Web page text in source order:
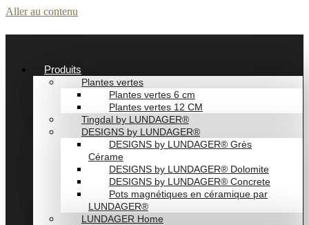
Aller au contenu
Produits
Plantes vertes
Plantes vertes 6 cm
Plantes vertes 12 CM
Tingdal by LUNDAGER®
DESIGNS by LUNDAGER®
DESIGNS by LUNDAGER® Grès
Cérame
DESIGNS by LUNDAGER® Dolomite
DESIGNS by LUNDAGER® Concrete
Pots magnétiques en céramique par
LUNDAGER®
LUNDAGER Home